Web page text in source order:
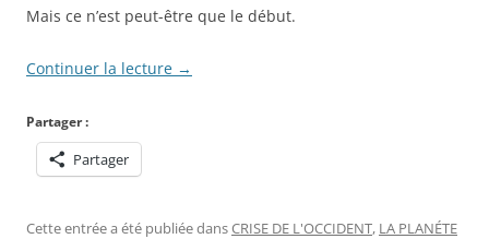
Mais ce n’est peut-être que le début.
Continuer la lecture →
Partager :
Partager
Cette entrée a été publiée dansCRISE DE L'OCCIDENT, LA PLANÉTE